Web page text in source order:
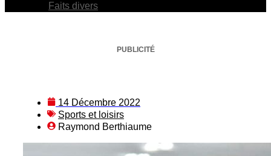
Faits divers
PUBLICITÉ
14 Décembre 2022
Sports et loisirs
Raymond Berthiaume